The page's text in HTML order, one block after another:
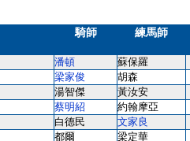
騎師 練馬師
潘頓 蘇保羅
梁家俊 胡森
湯智傑 黃汝安
蔡明紹 約翰摩亞
白德民 文家良
都爾 梁定華